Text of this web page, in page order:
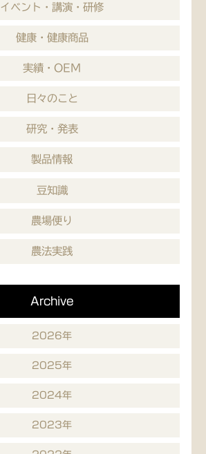
イベント・講演・研修
健康・健康商品
実績・OEM
日々のこと
研究・発表
製品情報
豆知識
農場便り
農法実践
Archive
2026年
2025年
2024年
2023年